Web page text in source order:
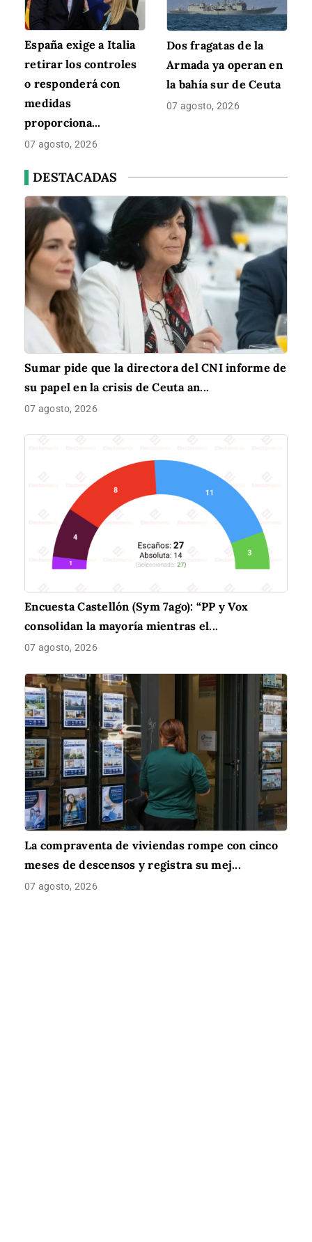
España exige a Italia
retirar los controles
o responderá con
medidas
proporciona...
07 agosto, 2026
Dos fragatas de la
Armada ya operan en
la bahía sur de Ceuta
07 agosto, 2026
DESTACADAS
Sumar pide que la directora del CNI informe de
su papel en la crisis de Ceuta an...
07 agosto, 2026
Encuesta Castellón (Sym 7ago): “PP y Vox
consolidan la mayoría mientras el...
07 agosto, 2026
La compraventa de viviendas rompe con cinco
meses de descensos y registra su mej...
07 agosto, 2026